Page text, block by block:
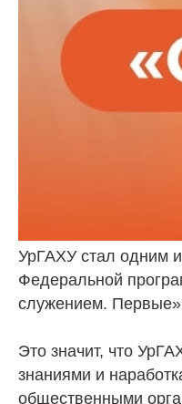
УрГАХУ стал одним
Федеральной
служением.
Это значит, что
знаниями и
общественными